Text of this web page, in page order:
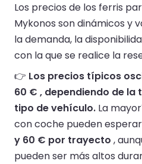
Los precios de los ferris
Mykonos son dinámicos y
la demanda, la
con la que se realice la
👉 Los precios típicos
60 € , dependiendo de la
tipo de vehículo. La
con coche pueden
y 60 € por trayecto ,
pueden ser más altos